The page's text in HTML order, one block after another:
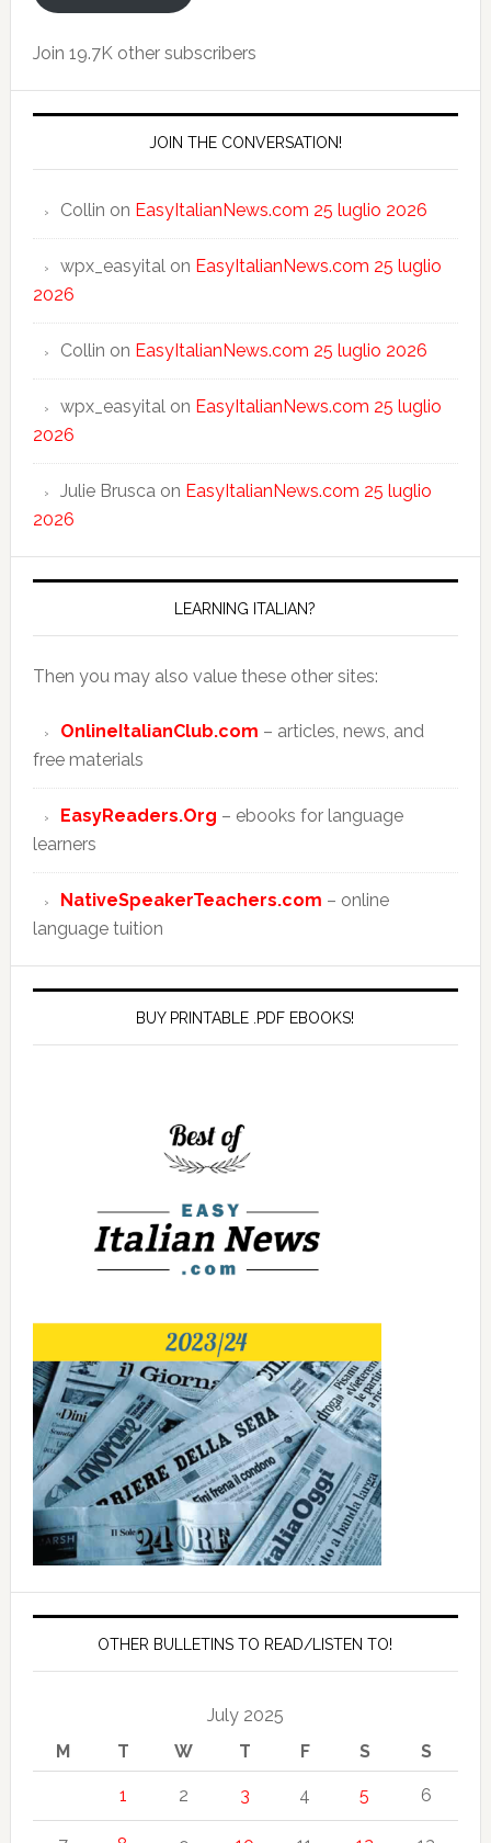
Join 19.7K other subscribers
JOIN THE CONVERSATION!
Collin on EasyItalianNews.com 25 luglio 2026
wpx_easyital on EasyItalianNews.com 25 luglio
2026
Collin on EasyItalianNews.com 25 luglio 2026
wpx_easyital on EasyItalianNews.com 25 luglio
2026
Julie Brusca on EasyItalianNews.com 25 luglio
2026
LEARNING ITALIAN?
Then you may also value these other sites:
OnlineItalianClub.com – articles, news, and
free materials
EasyReaders.Org – ebooks for language
learners
NativeSpeakerTeachers.com – online
language tuition
BUY PRINTABLE .PDF EBOOKS!
OTHER BULLETINS TO READ/LISTEN TO!
July 2025
M
T W T F S S
1 2 3 4 5 6